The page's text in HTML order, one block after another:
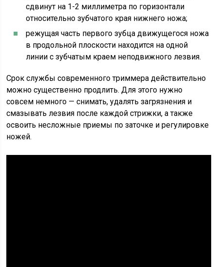
сдвинут на 1-2 миллиметра по горизонтали
относительно зубчатого края нижнего ножа;
режущая часть первого зубца движущегося ножа
в продольной плоскости находится на одной
линии с зубчатым краем неподвижного лезвия.
Срок службы современного триммера действительно
можно существенно продлить. Для этого нужно
совсем немного — снимать, удалять загрязнения и
смазывать лезвия после каждой стрижки, а также
освоить несложные приемы по заточке и регулировке
ножей.